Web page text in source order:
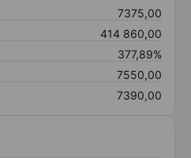
7375,00
414 860,00
377,89%
7550,00
7390,00